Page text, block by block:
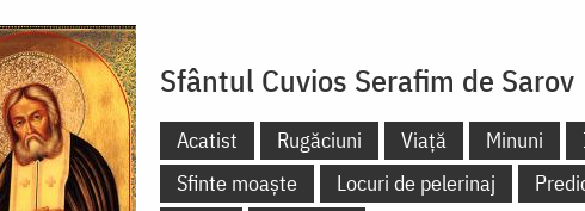
Sfântul Cuvios Serafim de Sarov
Acatist Rugăciuni Viață Minuni
Sfinte moaște
Locuri de pelerinaj